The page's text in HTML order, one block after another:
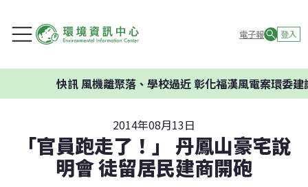
電子報 登入
風機離聚落、學校過近 彰化福漢風電案環委建議不
2014年08月13日
「官員跑走了！」 丹鳳山豪宅說
明會 徒留居民建商開砲